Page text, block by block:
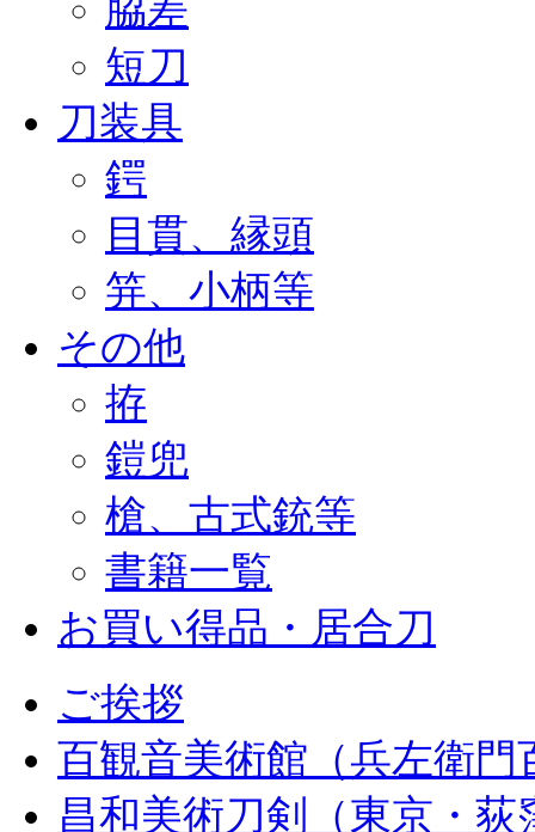
脇差
短刀
刀装具
鍔
目貫、縁頭
笄、小柄等
その他
拵
鎧兜
槍、古式銃等
書籍一覧
お買い得品・居合刀
ご挨拶
百観音美術館（兵左衛
昌和美術刀剣（東京・